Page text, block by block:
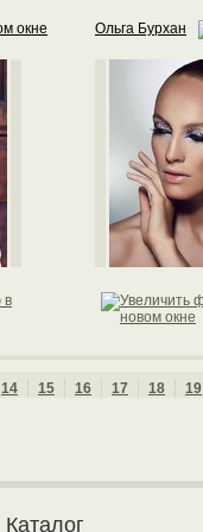
Ольга Бурхан
14 15 16 17 18 19
Каталог